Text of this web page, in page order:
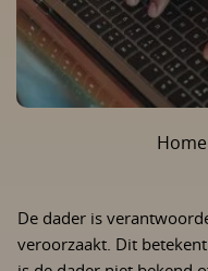
Home
De dader is
veroorzaakt. Dit